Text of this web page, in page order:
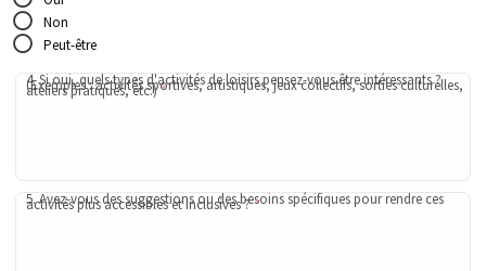
Non
Peut-être
4. Si oui, quels types d'activités de loisirs pensez-vous être intéressants ?
(Exemples : activités sportives, artistiques, jeux collectifs, sorties culturelles,
ateliers pratiques, etc.)*
5. Avez-vous des suggestions ou des besoins spécifiques pour rendre ces
activités plus accessibles et inclusives ?*